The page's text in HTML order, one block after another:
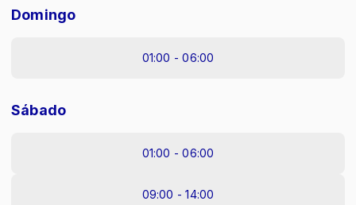
Domingo
01:00 - 06:00
Sábado
01:00 - 06:00
09:00 - 14:00